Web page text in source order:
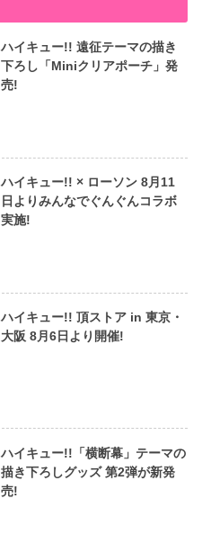
ハイキュー!! 遠征テーマの描き
下ろし「Miniクリアポーチ」発
売!
ハイキュー!! × ローソン 8月11
日よりみんなでぐんぐんコラボ
実施!
ハイキュー!! 頂ストア in 東京・
大阪 8月6日より開催!
ハイキュー!!「横断幕」テーマの
描き下ろしグッズ 第2弾が新発
売!